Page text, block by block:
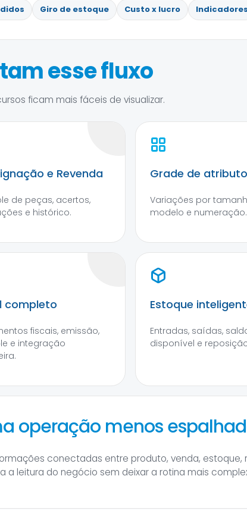
Giro de estoque Custo x lucro Indicadores
esse fluxo
ficam mais fáceis de visualizar.
e Revenda
de peças, acertos,
e histórico.
Grade de
Variações por
modelo e numeração.
completo
fiscais, emissão,
e integração
Estoque
Entradas, saídas,
disponível e
operação menos
conectadas entre produto, venda, estoque,
a leitura do negócio sem deixar a rotina mais